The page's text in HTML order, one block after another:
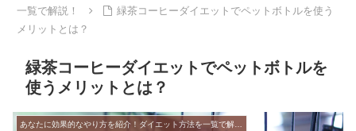
一覧で解説！
緑茶コーヒーダイエットでペットボトルを使う
メリットとは？
緑茶コーヒーダイエットでペットボトルを
使うメリットとは？
あなたに効果的なやり方を紹介！ダイエット方法を一覧で解説！